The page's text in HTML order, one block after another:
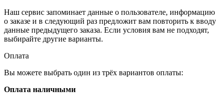
Наш сервис запоминает данные о пользователе, информацию
о заказе и в следующий раз предложит вам повторить к вводу
данные предыдущего заказа. Если условия вам не подходят,
выбирайте другие варианты.
Оплата
Вы можете выбрать один из трёх вариантов оплаты:
Оплата наличными